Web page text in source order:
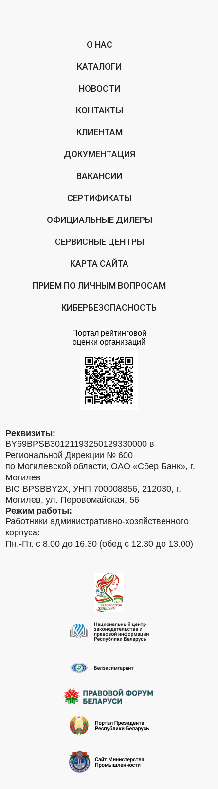
О НАС
КАТАЛОГИ
НОВОСТИ
КОНТАКТЫ
КЛИЕНТАМ
ДОКУМЕНТАЦИЯ
ВАКАНСИИ
СЕРТИФИКАТЫ
ОФИЦИАЛЬНЫЕ ДИЛЕРЫ
СЕРВИСНЫЕ ЦЕНТРЫ
КАРТА САЙТА
ПРИЕМ ПО ЛИЧНЫМ ВОПРОСАМ
КИБЕРБЕЗОПАСНОСТЬ
Портал рейтинговой
оценки организаций
Реквизиты:
BY69BPSB30121193250129330000 в
Региональной Дирекции № 600
по Могилевской области, ОАО «Сбер Банк», г.
Могилев
BIC BPSBBY2X, УНП 700008856, 212030, г.
Могилев, ул. Перовомайская, 56
Режим работы:
Работники административно-хозяйственного
корпуса:
Пн.-Пт. с 8.00 до 16.30 (обед с 12.30 до 13.00)